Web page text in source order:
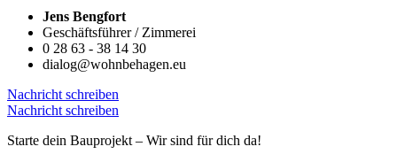
Jens Bengfort
Geschäftsführer / Zimmerei
0 28 63 - 38 14 30
dialog@wohnbehagen.eu
Nachricht schreiben
Nachricht schreiben
Starte dein Bauprojekt – Wir sind für dich da!